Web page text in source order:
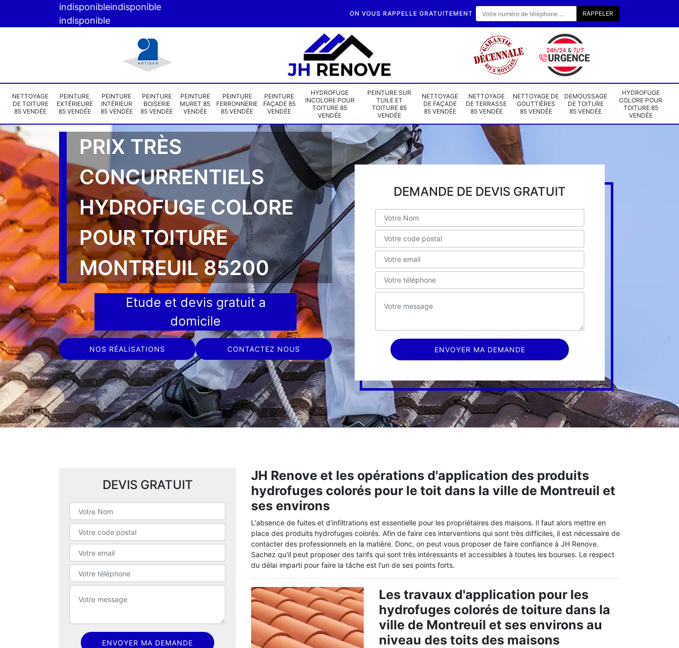
indisponibleindisponible
indisponible
ON VOUS RAPPELLE GRATUITEMENT
NETTOYAGE
DE TOITURE
85 VENDÉE
PEINTURE
EXTÉRIEURE
85 VENDÉE
PEINTURE
INTÉRIEUR
85 VENDÉE
PEINTURE
BOISERIE
85 VENDÉE
PEINTURE
MURET 85
VENDÉE
PEINTURE
FERRONNERIE
85 VENDÉE
PEINTURE
FAÇADE 85
VENDÉE
HYDROFUGE
INCOLORE POUR
TOITURE 85
VENDÉE
PEINTURE SUR
TUILE ET
TOITURE 85
VENDÉE
NETTOYAGE
DE FAÇADE
85 VENDÉE
NETTOYAGE
DE TERRASSE
85 VENDÉE
NETTOYAGE DE
GOUTTIÈRES
85 VENDÉE
DEMOUSSAGE
DE TOITURE
85 VENDÉE
HYDROFUGE
COLORE POUR
TOITURE 85
VENDÉE
PRIX TRÈS
CONCURRENTIELS
HYDROFUGE COLORE
POUR TOITURE
MONTREUIL 85200
Etude et devis gratuit a
domicile
NOS RÉALISATIONS CONTACTEZ NOUS
DEMANDE DE DEVIS GRATUIT
DEVIS GRATUIT
JH Renove et les opérations d'application des produits
hydrofuges colorés pour le toit dans la ville de Montreuil et
ses environs
L'absence de fuites et d'infiltrations est essentielle pour les propriétaires des maisons. Il faut alors mettre en
place des produits hydrofuges colorés. Afin de faire ces interventions qui sont très difficiles, il est nécessaire de
contacter des professionnels en la matière. Donc, on peut vous proposer de faire confiance à JH Renove.
Sachez qu'il peut proposer des tarifs qui sont très intéressants et accessibles à toutes les bourses. Le respect
du délai imparti pour faire la tâche est l'un de ses points forts.
Les travaux d'application pour les
hydrofuges colorés de toiture dans la
ville de Montreuil et ses environs au
niveau des toits des maisons